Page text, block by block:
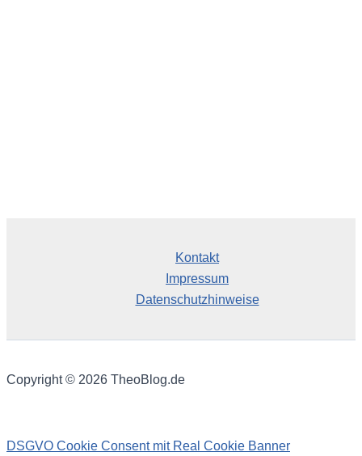
Kontakt
Impressum
Datenschutzhinweise
Copyright © 2026 TheoBlog.de
DSGVO Cookie Consent mit Real Cookie Banner